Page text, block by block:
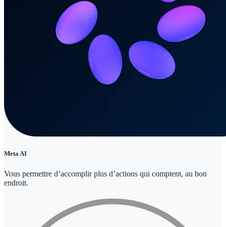
Meta AI
Vous permettre d’accomplir plus d’actions qui comptent, au bon
endroit.